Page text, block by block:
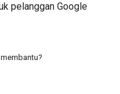
pelanggan Google